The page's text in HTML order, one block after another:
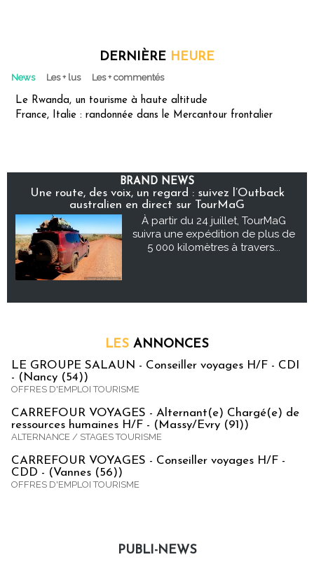
DERNIÈRE HEURE
News Les + lus Les + commentés
Le Rwanda, un tourisme à haute altitude
France, Italie : randonnée dans le Mercantour frontalier
BRAND NEWS
Une route, des voix, un regard : suivez l’Outback
australien en direct sur TourMaG
À partir du 24 juillet, TourMaG
suivra une expédition de plus de
5 000 kilomètres à travers...
LES ANNONCES
LE GROUPE SALAUN - Conseiller voyages H/F - CDI
- (Nancy (54))
OFFRES D'EMPLOI TOURISME
CARREFOUR VOYAGES - Alternant(e) Chargé(e) de
ressources humaines H/F - (Massy/Evry (91))
ALTERNANCE / STAGES TOURISME
CARREFOUR VOYAGES - Conseiller voyages H/F -
CDD - (Vannes (56))
OFFRES D'EMPLOI TOURISME
PUBLI-NEWS